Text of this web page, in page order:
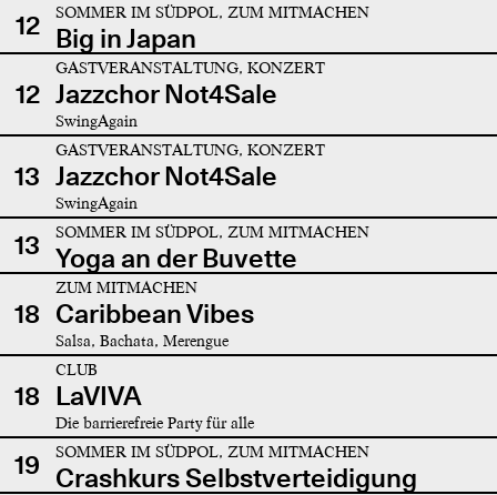
12
SOMMER IM SÜDPOL, ZUM MITMACHEN
Big in Japan
12
GASTVERANSTALTUNG, KONZERT
Jazzchor Not4Sale
SwingAgain
13
GASTVERANSTALTUNG, KONZERT
Jazzchor Not4Sale
SwingAgain
13 SOMMER IM SÜDPOL, ZUM MITMACHEN
Yoga an der Buvette
18
ZUM MITMACHEN
Caribbean Vibes
Salsa, Bachata, Merengue
18
CLUB
LaVIVA
Die barrierefreie Party für alle
19 SOMMER IM SÜDPOL, ZUM MITMACHEN
Crashkurs Selbstverteidigung